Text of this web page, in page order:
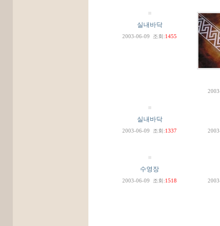
실내바닥
2003-06-09 조회:1455
실내바닥
2003-06-09 조회:1337
수영장
2003-06-09 조회:1518